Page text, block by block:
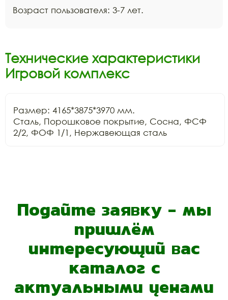
Возраст пользователя: 3-7 лет.
Технические характеристики
Игровой комплекс
Размер: 4165*3875*3970 мм.
Сталь, Порошковое покрытие, Сосна, ФСФ
Подайте заявку - мы
пришлём
интересующий вас
каталог с
актуальными ценами